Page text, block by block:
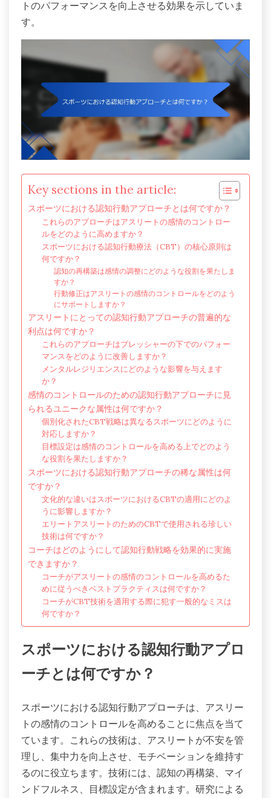
トのパフォーマンスを向上させる効果を示していま
す。
Key sections in the article:
スポーツにおける認知行動アプローチとは何ですか？
これらのアプローチはアスリートの感情のコントロー
ルをどのように高めますか？
スポーツにおける認知行動療法（CBT）の核心原則は
何ですか？
認知の再構築は感情の調整にどのような役割を果たしま
すか？
行動修正はアスリートの感情のコントロールをどのよう
にサポートしますか？
アスリートにとっての認知行動アプローチの普遍的な
利点は何ですか？
これらのアプローチはプレッシャーの下でのパフォー
マンスをどのように改善しますか？
メンタルレジリエンスにどのような影響を与えます
か？
感情のコントロールのための認知行動アプローチに見
られるユニークな属性は何ですか？
個別化されたCBT戦略は異なるスポーツにどのように
対応しますか？
目標設定は感情のコントロールを高める上でどのよう
な役割を果たしますか？
スポーツにおける認知行動アプローチの稀な属性は何
ですか？
文化的な違いはスポーツにおけるCBTの適用にどのよ
うに影響しますか？
エリートアスリートのためのCBTで使用される珍しい
技術は何ですか？
コーチはどのようにして認知行動戦略を効果的に実施
できますか？
コーチがアスリートの感情のコントロールを高めるた
めに従うべきベストプラクティスは何ですか？
コーチがCBT技術を適用する際に犯す一般的なミスは
何ですか？
スポーツにおける認知行動アプロ
ーチとは何ですか？
スポーツにおける認知行動アプローチは、アスリー
トの感情のコントロールを高めることに焦点を当て
ています。これらの技術は、アスリートが不安を管
理し、集中力を向上させ、モチベーションを維持す
るのに役立ちます。技術には、認知の再構築、マイ
ンドフルネス、目標設定が含まれます。研究による